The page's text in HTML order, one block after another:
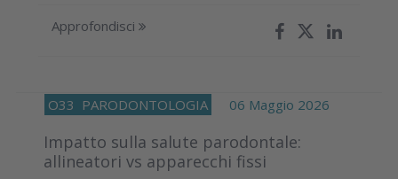
Approfondisci
O33 PARODONTOLOGIA 06 Maggio 2026
Impatto sulla salute parodontale:
allineatori vs apparecchi fissi